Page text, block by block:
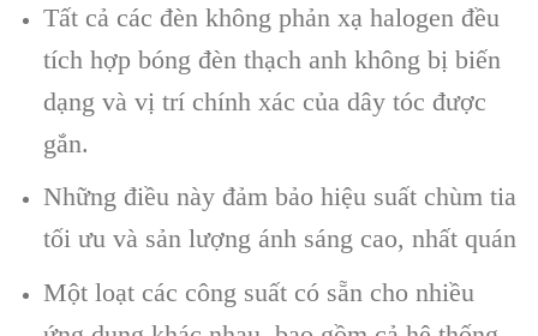
Tất cả các đèn không phản xạ halogen đều
tích hợp bóng đèn thạch anh không bị biến
dạng và vị trí chính xác của dây tóc được
gắn.
Những điều này đảm bảo hiệu suất chùm tia
tối ưu và sản lượng ánh sáng cao, nhất quán
Một loạt các công suất có sẵn cho nhiều